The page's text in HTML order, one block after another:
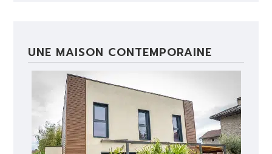
UNE MAISON CONTEMPORAINE